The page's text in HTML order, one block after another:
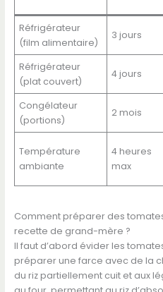
Réfrigérateur
(film alimentaire)
3 jours
Réfrigérateur
(plat couvert)
4 jours
Congélateur
(portions)
2 mois
Température
ambiante
4 heures
max
Comment préparer des
recette de grand-mère ?
Il faut d’abord évider les
préparer une farce avec de la
du riz partiellement cuit et aux